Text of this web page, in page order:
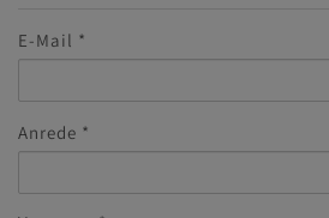
E-Mail
Anrede